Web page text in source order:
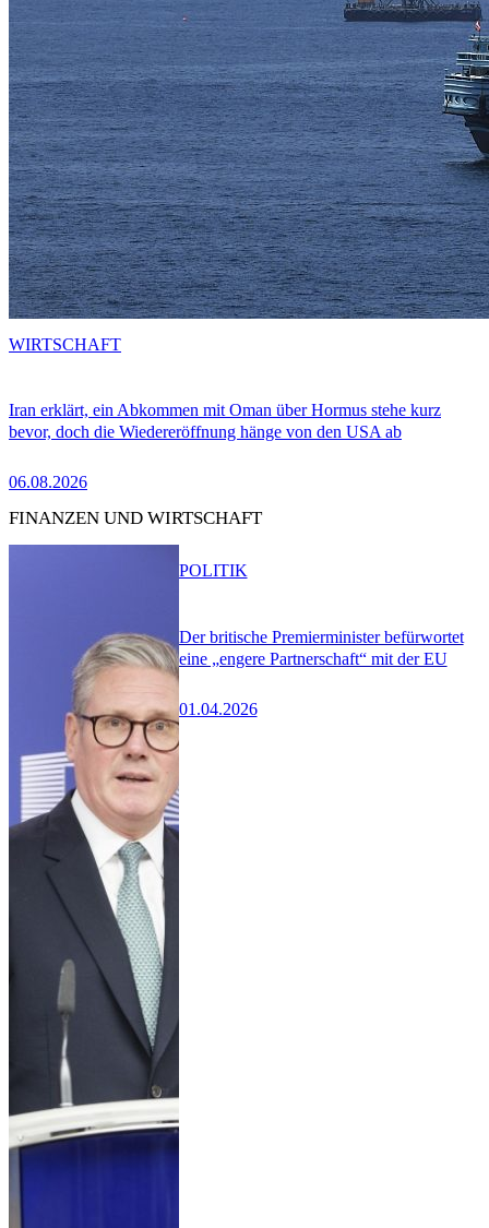
Iran erklärt, ein Abkommen mit Oman über Hormus stehe kurz
bevor, doch die Wiedereröffnung hänge von den USA ab
06.08.2026
WIRTSCHAFT
FINANZEN UND WIRTSCHAFT
Der britische Premierminister befürwortet
eine „engere Partnerschaft“ mit der EU
01.04.2026
POLITIK